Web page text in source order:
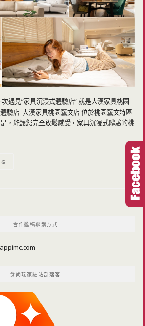
遇見”家具沉浸式體驗店” 就是大漢家具桃園
驗店 大漢家具桃園藝文店 位於桃園藝文特區
，能讓您完全放鬆感受，家具沉浸式體驗的桃
合作邀稿聯繫方式
食尚玩家駐站部落客